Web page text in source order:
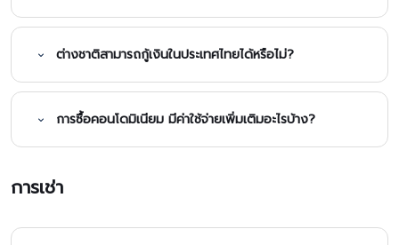
ต่างชาติสามารถกู้เงินในประเทศไทยได้หรือไม่?
การซื้อคอนโดมิเนียม มีค่าใช้จ่ายเพิ่มเติมอะไรบ้าง?
การเช่า